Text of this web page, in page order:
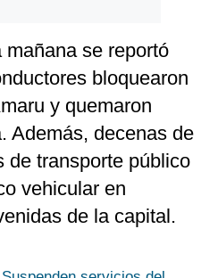
se reportó
bloquearon
y quemaron
Además, decenas de
de transporte público
vehicular en
de la capital.